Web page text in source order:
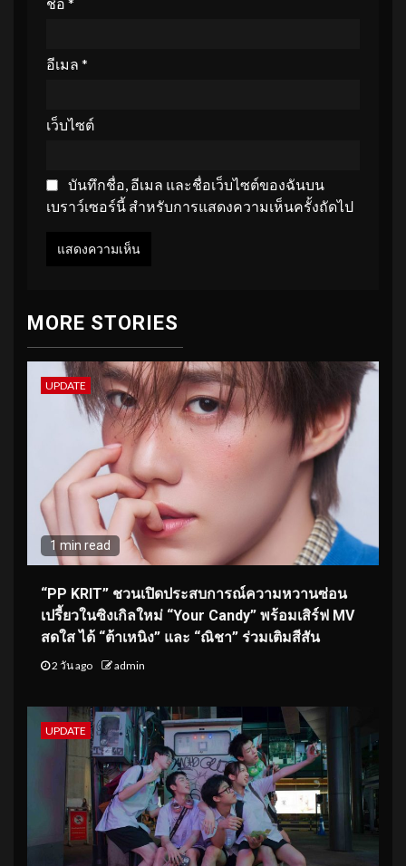
อีเมล *
เว็บไซต์
บันทึกชื่อ, อีเมล และชื่อเว็บไซต์ของฉันบน
เบราว์เซอร์นี้ สำหรับการแสดงความเห็นครั้งถัดไป
MORE STORIES
UPDATE
1 min read
“PP KRIT” ชวนเปิดประสบการณ์ความหวานซ่อน
เปรี้ยวในซิงเกิลใหม่ “Your Candy” พร้อมเสิร์ฟ MV
สดใส ได้ “ต้าเหนิง” และ “ณิชา” ร่วมเติมสีสัน
2 วัน ago admin
UPDATE